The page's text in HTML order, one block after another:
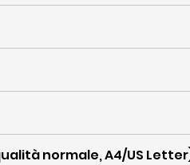
normale, A4/US